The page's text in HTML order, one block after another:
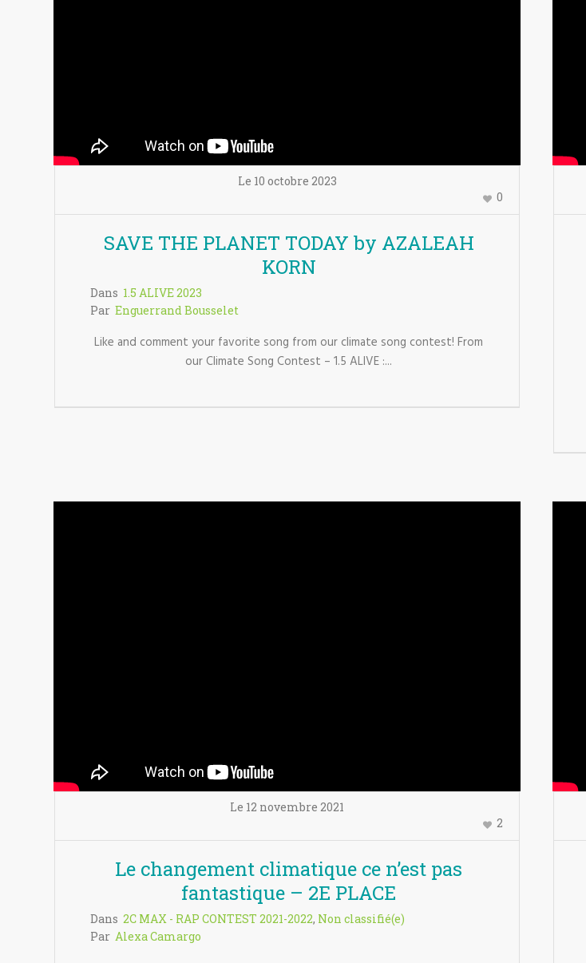
Le 10 octobre 2023
0
SAVE THE PLANET TODAY by AZALEAH
KORN
Dans 1.5 ALIVE 2023
Par Enguerrand Bousselet
Like and comment your favorite song from our climate song contest! From
our Climate Song Contest – 1.5 ALIVE :...
Le 12 novembre 2021
2
Le changement climatique ce n’est pas
fantastique – 2E PLACE
Dans 2C MAX - RAP CONTEST 2021-2022, Non classifié(e)
Par Alexa Camargo